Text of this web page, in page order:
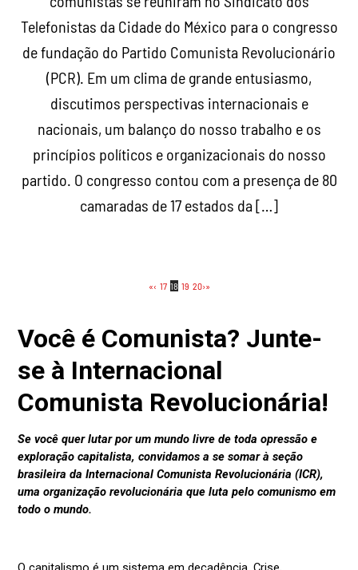
Telefonistas da Cidade do México para o congresso
de fundação do Partido Comunista Revolucionário
(PCR). Em um clima de grande entusiasmo,
discutimos perspectivas internacionais e
nacionais, um balanço do nosso trabalho e os
princípios políticos e organizacionais do nosso
partido. O congresso contou com a presença de 80
camaradas de 17 estados da […]
«‹ 17 18 19 20›»